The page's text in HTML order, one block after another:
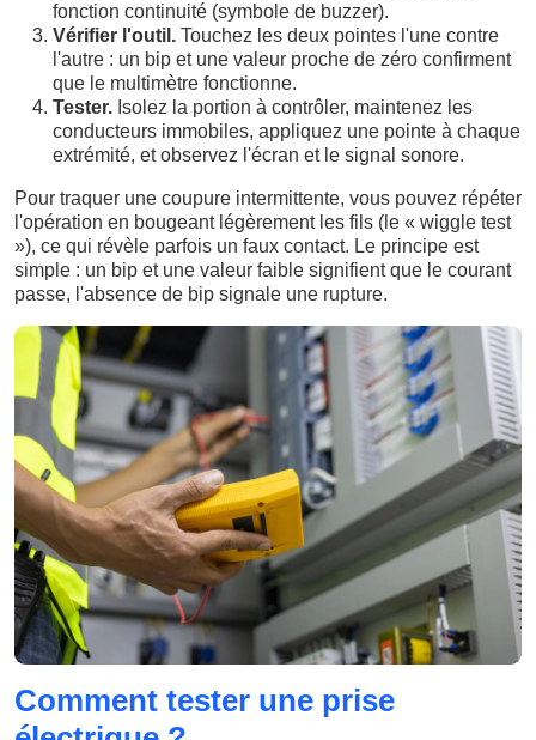
fonction continuité (symbole de buzzer).
Vérifier l'outil. Touchez les deux pointes l'une contre
l'autre : un bip et une valeur proche de zéro confirment
que le multimètre fonctionne.
Tester. Isolez la portion à contrôler, maintenez les
conducteurs immobiles, appliquez une pointe à chaque
extrémité, et observez l'écran et le signal sonore.
Pour traquer une coupure intermittente, vous pouvez répéter
l'opération en bougeant légèrement les fils (le « wiggle test
»), ce qui révèle parfois un faux contact. Le principe est
simple : un bip et une valeur faible signifient que le courant
passe, l'absence de bip signale une rupture.
Comment tester une prise